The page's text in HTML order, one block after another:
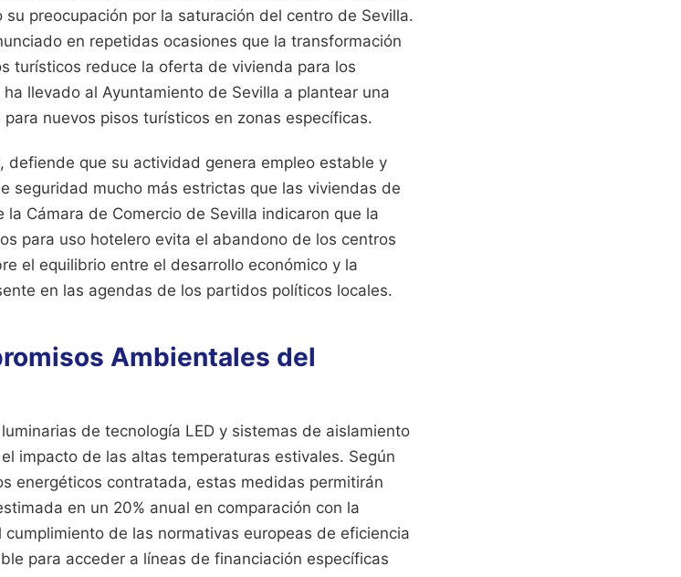
preocupación por la saturación del centro de Sevilla.
en repetidas ocasiones que la transformación
turísticos reduce la oferta de vivienda para los
llevado al Ayuntamiento de Sevilla a plantear una
nuevos pisos turísticos en zonas específicas.
defiende que su actividad genera empleo estable y
seguridad mucho más estrictas que las viviendas de
Cámara de Comercio de Sevilla indicaron que la
para uso hotelero evita el abandono de los centros
el equilibrio entre el desarrollo económico y la
en las agendas de los partidos políticos locales.
Ambientales del
de tecnología LED y sistemas de aislamiento
impacto de las altas temperaturas estivales. Según
energéticos contratada, estas medidas permitirán
en un 20% anual en comparación con la
de las normativas europeas de eficiencia
para acceder a líneas de financiación específicas